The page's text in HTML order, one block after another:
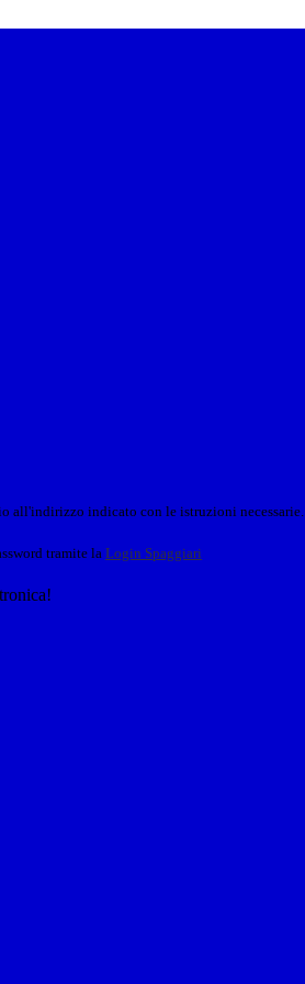
all'indirizzo indicato con le istruzioni necessarie.
tramite la Login Spaggiari